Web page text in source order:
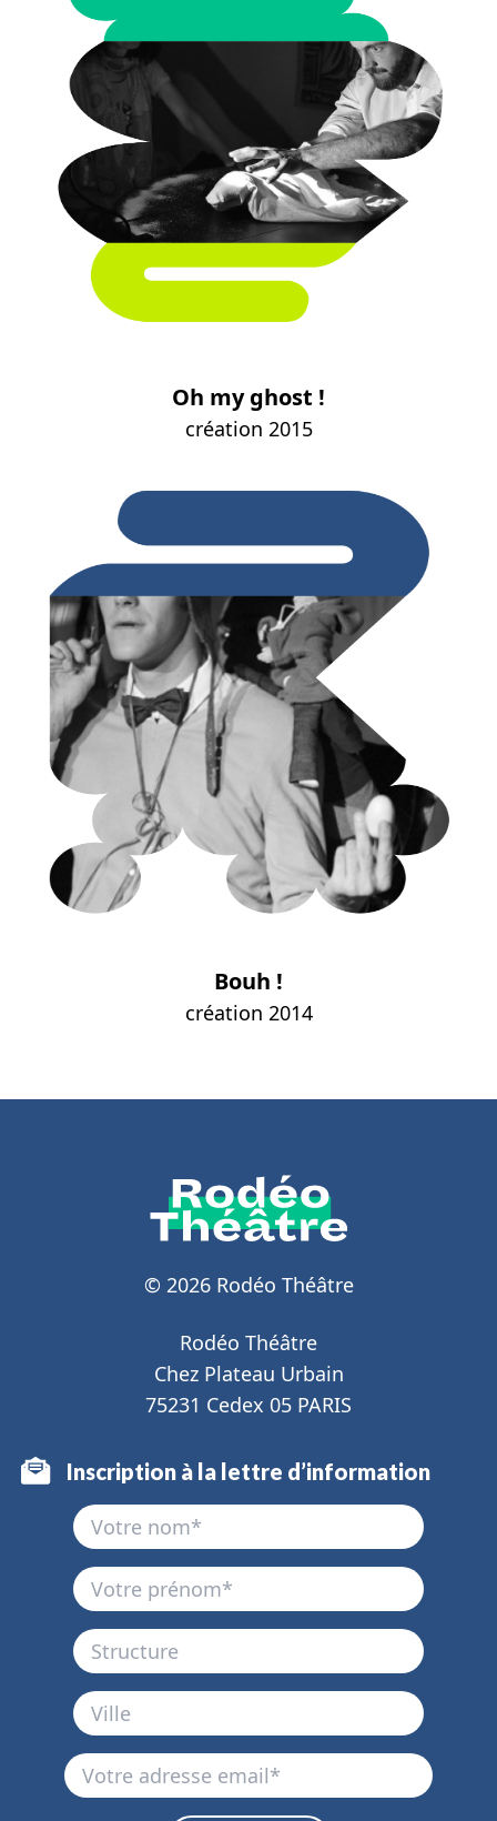
Oh my ghost !
création 2015
Bouh !
création 2014
© 2026 Rodéo Théâtre
Rodéo Théâtre
Chez Plateau Urbain
75231 Cedex 05 PARIS
Inscription à la lettre d’information